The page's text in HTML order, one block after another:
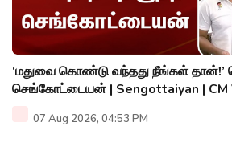
‘மதுவை கொண்டு வந்தது நீங்கள் தான்!’
செங்கோட்டையன் | Sengottaiyan | CM
07 Aug 2026, 04:53 PM